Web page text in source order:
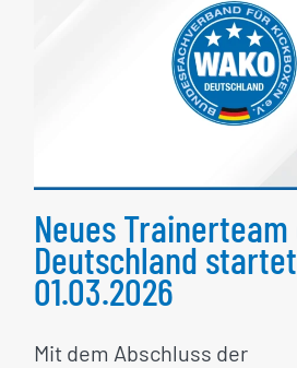
Neues
WAKO
zum
Neues Trainerteam
Deutschland
01.03.2026
Mit dem Abschluss der